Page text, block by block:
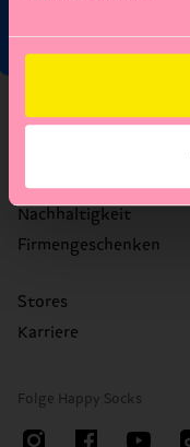
Über uns
Happy Blog
Nachhaltigkeit
Firmengeschenken
Stores
Karriere
Folge Happy Socks